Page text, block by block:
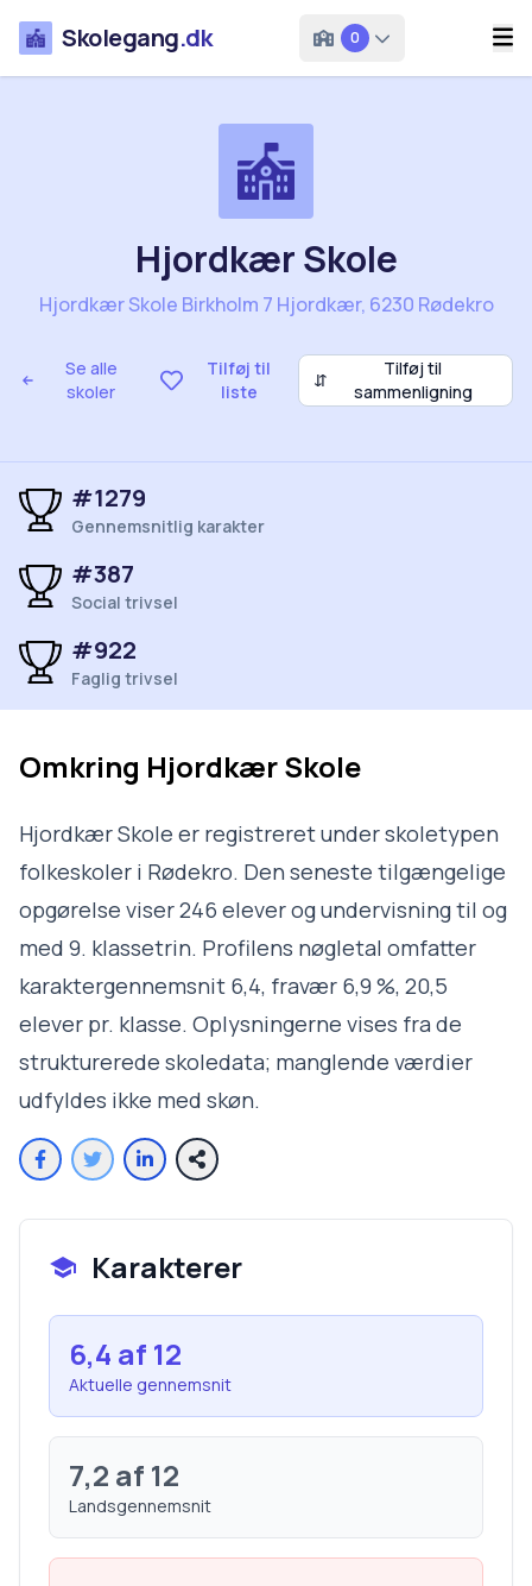
Skolegang.dk 0
Se alle
skoler
Tilføj til
liste
⇵
Tilføj til
sammenligning
Hjordkær Skole
Hjordkær Skole Birkholm 7 Hjordkær, 6230 Rødekro
#1279
Gennemsnitlig karakter
#387
Social trivsel
#922
Faglig trivsel
Omkring Hjordkær Skole
Hjordkær Skole er registreret under skoletypen
folkeskoler i Rødekro. Den seneste tilgængelige
opgørelse viser 246 elever og undervisning til og
med 9. klassetrin. Profilens nøgletal omfatter
karaktergennemsnit 6,4, fravær 6,9 %, 20,5
elever pr. klasse. Oplysningerne vises fra de
strukturerede skoledata; manglende værdier
udfyldes ikke med skøn.
Karakterer
6,4 af 12
Aktuelle gennemsnit
7,2 af 12
Landsgennemsnit